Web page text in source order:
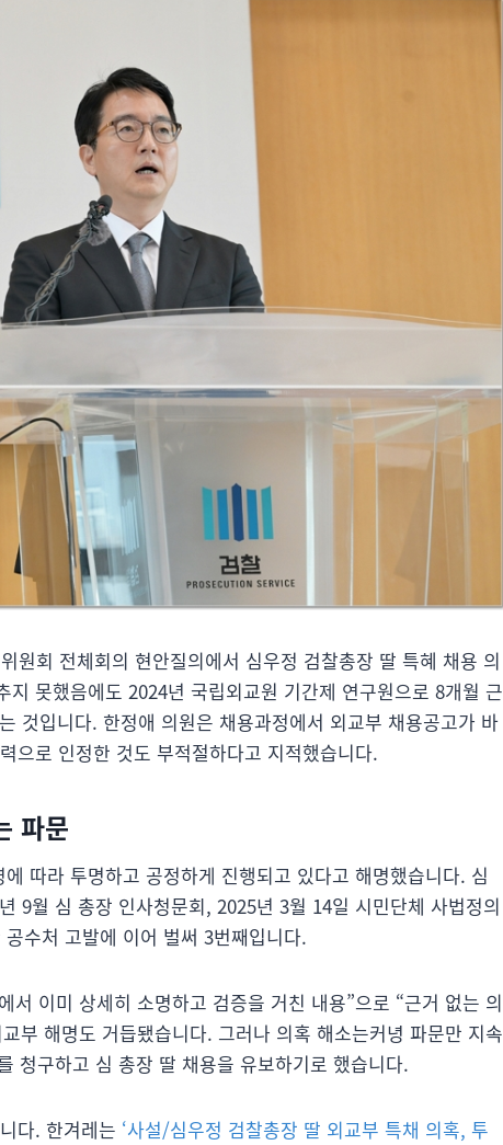
원회 전체회의 현안질의에서 심우정 검찰총장 딸 특혜 채용 의
못했음에도 2024년 국립외교원 기간제 연구원으로 8개월 근
것입니다. 한정애 의원은 채용과정에서 외교부 채용공고가 바
으로 인정한 것도 부적절하다고 지적했습니다.
파문
따라 투명하고 공정하게 진행되고 있다고 해명했습니다. 심
9월 심 총장 인사청문회, 2025년 3월 14일 시민단체 사법정의
수처 고발에 이어 벌써 3번째입니다.
이미 상세히 소명하고 검증을 거친 내용”으로 “근거 없는 의
부 해명도 거듭됐습니다. 그러나 의혹 해소는커녕 파문만 지속
청구하고 심 총장 딸 채용을 유보하기로 했습니다.
다. 한겨레는 ‘사설/심우정 검찰총장 딸 외교부 특채 의혹, 투